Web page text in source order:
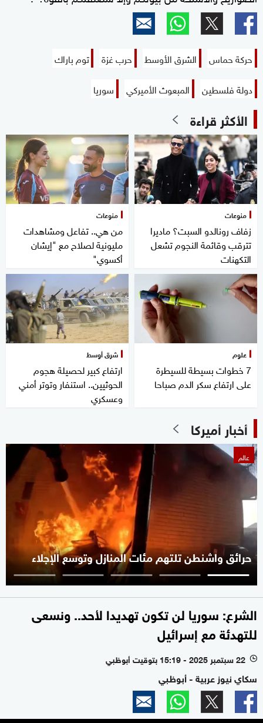
حركة حماس الشرق الأوسط حرب غزة
توم باراك
دولة فلسطين
المبعوث الأميركي سوريا
الأكثر قراءة
منوعات
زفاف رونالدو السبت؟ ماديرا
تترقب وقائمة النجوم تشعل
التكهنات
منوعات
من هي.. تفاعل ومشاهدات
مليونية لصلاح مع "إيشان
أكسوي"
علوم
7 خطوات بسيطة للسيطرة
على ارتفاع سكر الدم صباحا
شرق أوسط
ارتفاع كبير لحصيلة هجوم
الحوثيين.. استنفار وتوتر أمني
وعسكري
أخبار أميركا
عالم
حرائق واشنطن تلتهم مئات المنازل وتوسع الإجلاء
الشرع: سوريا لن تكون تهديدا لأحد.. ونسعى
للتهدئة مع إسرائيل
l 22 سبتمبر 2025 - 15:19 بتوقيت أبوظبي
سكاي نيوز عربية - أبوظبي